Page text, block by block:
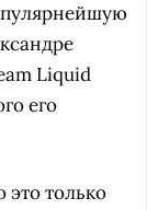
Liquid
его
только